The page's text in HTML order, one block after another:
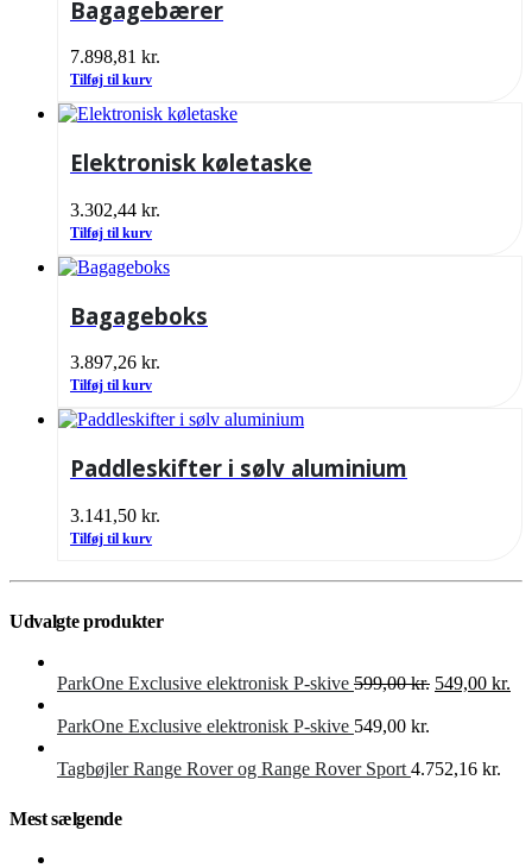
Bagagebærer
7.898,81 kr.
Tilføj til kurv
Elektronisk køletaske
3.302,44 kr.
Tilføj til kurv
Bagageboks
3.897,26 kr.
Tilføj til kurv
Paddleskifter i sølv aluminium
3.141,50 kr.
Tilføj til kurv
Udvalgte produkter
ParkOne Exclusive elektronisk P-skive 599,00kr. Den
599,00 kr..
549,00 kr.
ParkOne Exclusive elektronisk P-skive 549,00 kr.
Tagbøjler Range Rover og Range Rover Sport 4.752,16 kr.
Mest sælgende